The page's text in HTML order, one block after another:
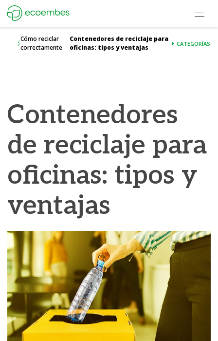
Ecoembes Reduce Reutiliza y Recicla
Open
Cómo reciclar
correctamente
Contenedores de reciclaje para
oficinas: tipos y ventajas
CATEGORÍAS
Contenedores
de reciclaje para
oficinas: tipos y
ventajas